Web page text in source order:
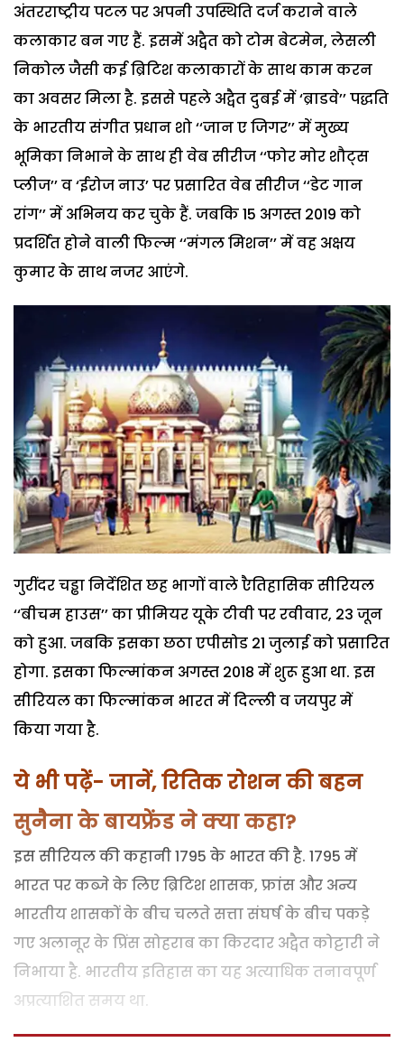
अंतरराष्ट्रीय पटल पर अपनी उपस्थिति दर्ज कराने वाले
कलाकार बन गए हैं. इसमें अद्वैत को टोम बेटमेन, लेसली
निकोल जैसी कई ब्रिटिश कलाकारों के साथ काम करन
का अवसर मिला है. इससे पहले अद्वैत दुबई में ‘ब्राडवे’’ पद्धति
के भारतीय संगीत प्रधान शो ‘‘जान ए जिगर’’ में मुख्य
भूमिका निभाने के साथ ही वेब सीरीज ‘‘फोर मोर शौट्स
प्लीज’’ व ‘ईरोज नाउ’ पर प्रसारित वेब सीरीज ‘‘डेट गान
रांग’’ में अभिनय कर चुके हैं. जबकि 15 अगस्त 2019 को
प्रदर्शित होने वाली फिल्म ‘‘मंगल मिशन’’ में वह अक्षय
कुमार के साथ नजर आएंगे.
गुरींदर चड्ढा निर्देशित छह भागों वाले एैतिहासिक सीरियल
‘‘बीचम हाउस’’ का प्रीमियर यूके टीवी पर रवीवार, 23 जून
को हुआ. जबकि इसका छठा एपीसोड 21 जुलाई को प्रसारित
होगा. इसका फिल्मांकन अगस्त 2018 में शुरू हुआ था. इस
सीरियल का फिल्मांकन भारत में दिल्ली व जयपुर में
किया गया है.
ये भी पढ़ें- जानें, रितिक रोशन की बहन
सुनैना के बायफ्रेंड ने क्या कहा?
इस सीरियल की कहानी 1795 के भारत की है. 1795 में
भारत पर कब्जे के लिए ब्रिटिश शासक, फ्रांस और अन्य
भारतीय शासकों के बीच चलते सत्ता संघर्ष के बीच पकड़े
गए अलानूर के प्रिंस सोहराब का किरदार अद्वैत कोट्टारी ने
निभाया है. भारतीय इतिहास का यह अत्याधिक तनावपूर्ण
अप्रत्याशित समय था.